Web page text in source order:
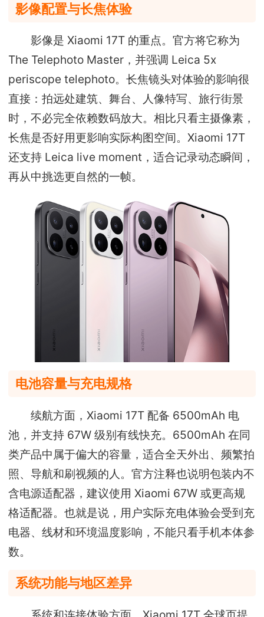
影像配置与长焦体验
影像是 Xiaomi 17T 的重点。官方将它称为
The Telephoto Master，并强调 Leica 5x
periscope telephoto。长焦镜头对体验的影响很
直接：拍远处建筑、舞台、人像特写、旅行街景
时，不必完全依赖数码放大。相比只看主摄像素，
长焦是否好用更影响实际构图空间。Xiaomi 17T
还支持 Leica live moment，适合记录动态瞬间，
再从中挑选更自然的一帧。
电池容量与充电规格
续航方面，Xiaomi 17T 配备 6500mAh 电
池，并支持 67W 级别有线快充。6500mAh 在同
类产品中属于偏大的容量，适合全天外出、频繁拍
照、导航和刷视频的人。官方注释也说明包装内不
含电源适配器，建议使用 Xiaomi 67W 或更高规
格适配器。也就是说，用户实际充电体验会受到充
电器、线材和环境温度影响，不能只看手机本体参
数。
系统功能与地区差异